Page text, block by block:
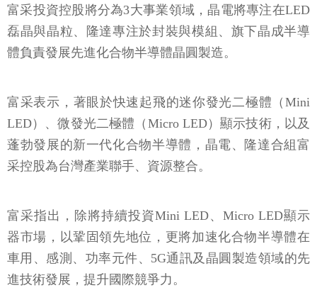
富采投資控股將分為3大事業領域，晶電將專注在LED
磊晶與晶粒、隆達專注於封裝與模組、旗下晶成半導
體負責發展先進化合物半導體晶圓製造。
富采表示，著眼於快速起飛的迷你發光二極體（Mini
LED）、微發光二極體（Micro LED）顯示技術，以及
蓬勃發展的新一代化合物半導體，晶電、隆達合組富
采控股為台灣產業聯手、資源整合。
富采指出，除將持續投資Mini LED、Micro LED顯示
器市場，以鞏固領先地位，更將加速化合物半導體在
車用、感測、功率元件、5G通訊及晶圓製造領域的先
進技術發展，提升國際競爭力。